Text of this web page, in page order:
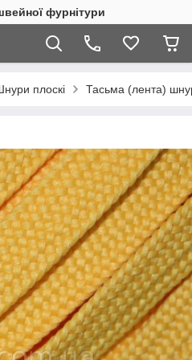
фурнітури
плоскі Тасьма (лента)